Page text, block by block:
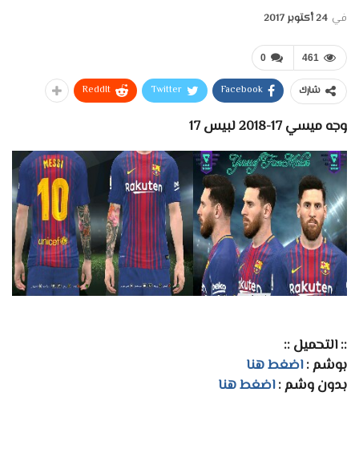
في 24 أكتوبر 2017
0 461
شارك Facebook
Twitter
ReddIt
وجه ميسي 17-2018 لبيس 17
:: التحميل ::
بوشم :اضغط هنا
بدون وشم :اضغط هنا